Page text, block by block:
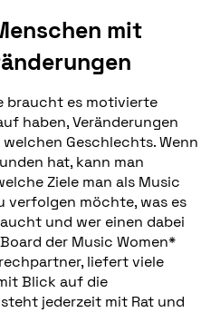
mit
braucht es motivierte
haben, Veränderungen
Geschlechts. Wenn
hat, kann man
Ziele man als Music
verfolgen möchte, was es
und wer einen dabei
der Music Women*
liefert viele
Blick auf die
jederzeit mit Rat und